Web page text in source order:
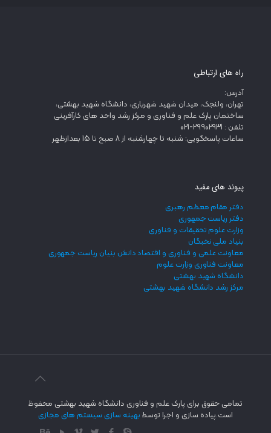
راه های ارتباطی
آدرس:
تهران، ولنجک، میدان شهید شهریاری، دانشگاه شهید بهشتی،
ساختمان پارک علم و فناوری و مرکز رشد واحد های کارآفرینی
تلفن : 29902931-021
ساعات پاسخگویی: شنبه تا چهارشنبه از 8 صبح تا 15 بعدازظهر
پیوند های مفید
دفتر مقام معظم رهبری
دفتر ریاست جمهوری
وزارت علوم تحقیقات و فناوری
بنیاد ملی نخبگان
معاونت علمی و فناوری و اقتصاد دانش بنیان ریاست جمهوری
معاونت فناوری وزارت علوم
دانشگاه شهید بهشتی
مرکز رشد دانشگاه شهید بهشتی
تمامی حقوق برای پارک علم و فناوری دانشگاه شهید بهشتی محفوظ
است.پیاده سازی و اجرا توسط بهینه سازی سیستم های مجازی